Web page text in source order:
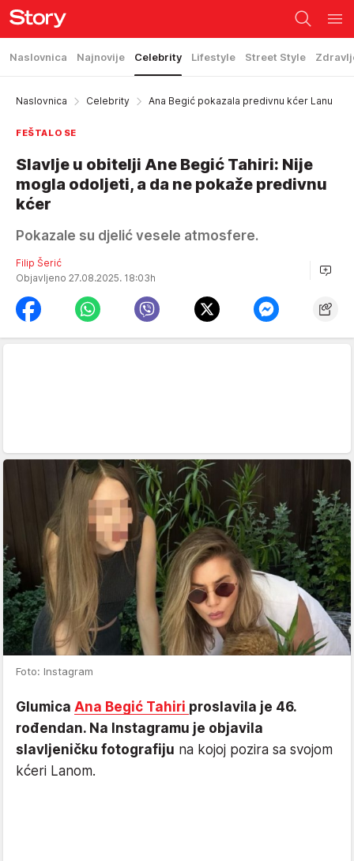
Naslovnica Najnovije Celebrity Lifestyle Street Style
Naslovnica Celebrity Ana Begić pokazala predivnu kćer Lanu
FEŠTALO SE
Slavlje u obitelji Ane Begić Tahiri: Nije
mogla odoljeti, a da ne pokaže predivnu
kćer
Pokazale su djelić vesele atmosfere.
Filip Šerić
Objavljeno 27.08.2025. 18:03h
Foto: Instagram
Glumica Ana Begić Tahiri proslavila je 46.
rođendan. Na Instagramu je objavila
slavljeničku fotografiju na kojoj pozira sa svojom
kćeri Lanom.